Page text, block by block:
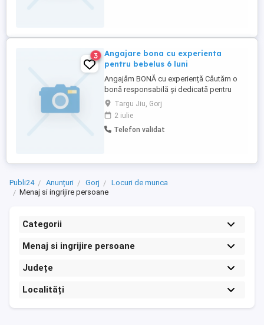
3
Angajare bona cu experienta
pentru bebelus 6 luni
Angajăm BONĂ cu experiență Căutăm o
bonă responsabilă și dedicată pentru
îngrijirea bebelusului de 6 luni. Program: 8
ore zi, Luni Vineri Posibilitate de lucru în
weekend, contra cost suplimentar
Activitatea este axată în principal pe
Targu Jiu, Gorj
2 iulie
Telefon validat
Publi24 Anunțuri Gorj
Locuri de munca
Menaj si ingrijire persoane
Categorii
Menaj si ingrijire persoane
Județe
Localități